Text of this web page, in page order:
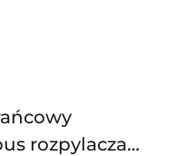
rozpylacza